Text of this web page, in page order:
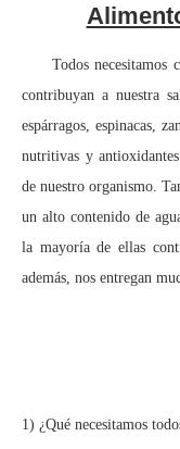
Todos necesitamos
contribuyan a nuestra
espárragos, espinacas,
nutritivas y
de nuestro organismo.
un alto contenido de
la mayoría de ellas
además, nos entregan
1) ¿Qué necesitamos